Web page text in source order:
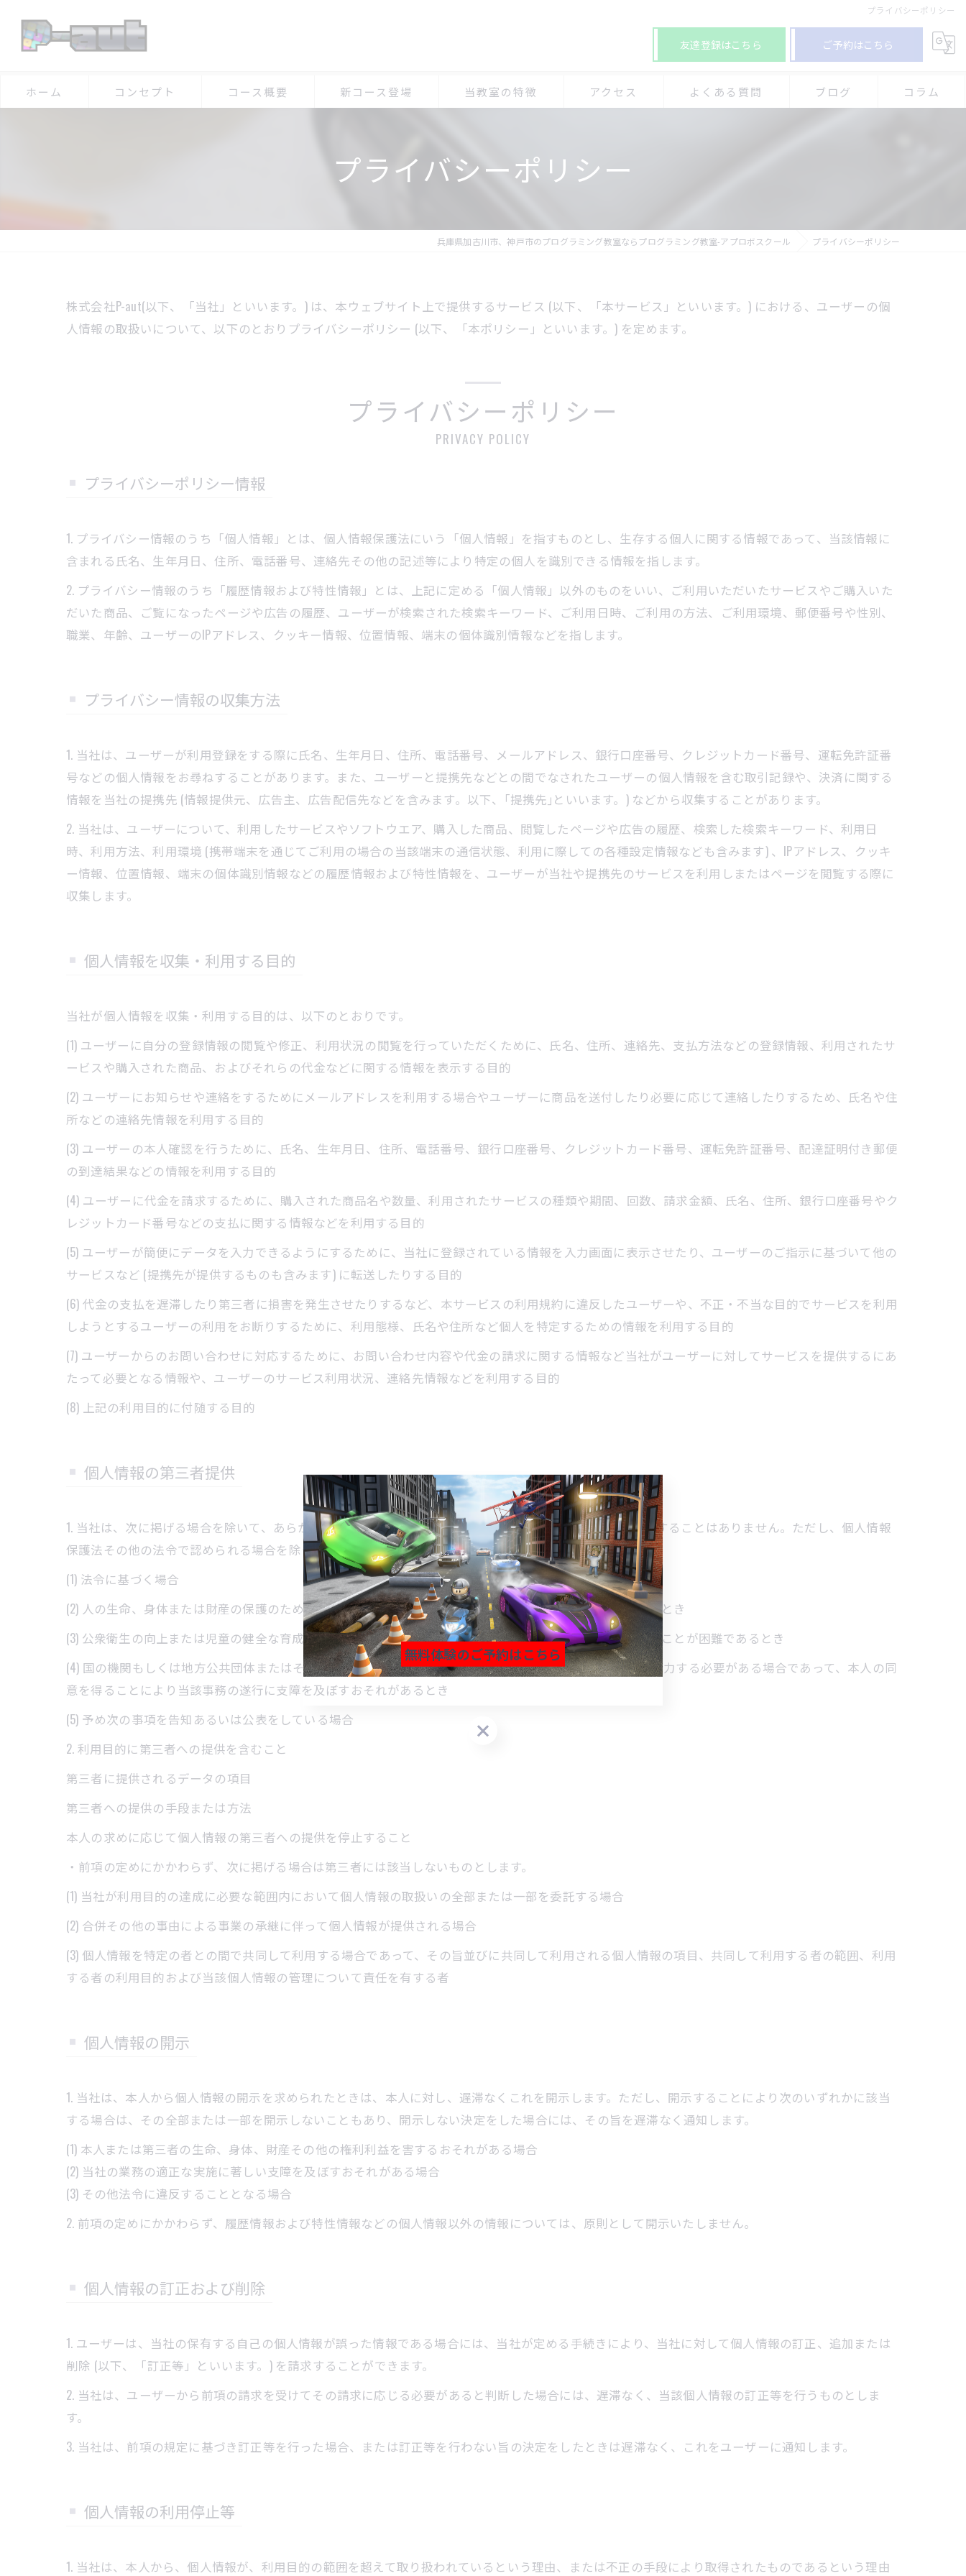
プライバシーポリシー
友達登録はこちら ご予約はこちら
ホーム コンセプト コース概要 新コース登場 当教室の特徴
体験
オンライン
アクセス
プログラミング教室-アプロボスクール 神戸舞多聞校
よくある質問 ブログ コラム
プライバシーポリシー
兵庫県加古川市、神戸市のプログラミング教室ならプログラミング教室-アプロボスクール プライバシーポリシー
株式会社P-aut(以下、「当社」といいます。) は、本ウェブサイト上で提供するサービス (以下、「本サービス」といいます。) における、ユーザーの個
人情報の取扱いについて、以下のとおりプライバシーポリシー (以下、「本ポリシー」といいます。) を定めます。
プライバシーポリシー
PRIVACY POLICY
プライバシーポリシー情報
1. プライバシー情報のうち「個人情報」とは、個人情報保護法にいう「個人情報」を指すものとし、生存する個人に関する情報であって、当該情報に
含まれる氏名、生年月日、住所、電話番号、連絡先その他の記述等により特定の個人を識別できる情報を指します。
2. プライバシー情報のうち「履歴情報および特性情報」とは、上記に定める「個人情報」以外のものをいい、ご利用いただいたサービスやご購入いた
だいた商品、ご覧になったページや広告の履歴、ユーザーが検索された検索キーワード、ご利用日時、ご利用の方法、ご利用環境、郵便番号や性別、
職業、年齢、ユーザーのIPアドレス、クッキー情報、位置情報、端末の個体識別情報などを指します。
プライバシー情報の収集方法
1. 当社は、ユーザーが利用登録をする際に氏名、生年月日、住所、電話番号、メールアドレス、銀行口座番号、クレジットカード番号、運転免許証番
号などの個人情報をお尋ねすることがあります。また、ユーザーと提携先などとの間でなされたユーザーの個人情報を含む取引記録や、決済に関する
情報を当社の提携先 (情報提供元、広告主、広告配信先などを含みます。以下、｢提携先｣といいます。) などから収集することがあります。
2. 当社は、ユーザーについて、利用したサービスやソフトウエア、購入した商品、閲覧したページや広告の履歴、検索した検索キーワード、利用日
時、利用方法、利用環境 (携帯端末を通じてご利用の場合の当該端末の通信状態、利用に際しての各種設定情報なども含みます) 、IPアドレス、クッキ
ー情報、位置情報、端末の個体識別情報などの履歴情報および特性情報を、ユーザーが当社や提携先のサービスを利用しまたはページを閲覧する際に
収集します。
個人情報を収集・利用する目的
当社が個人情報を収集・利用する目的は、以下のとおりです。
(1) ユーザーに自分の登録情報の閲覧や修正、利用状況の閲覧を行っていただくために、氏名、住所、連絡先、支払方法などの登録情報、利用されたサ
ービスや購入された商品、およびそれらの代金などに関する情報を表示する目的
(2) ユーザーにお知らせや連絡をするためにメールアドレスを利用する場合やユーザーに商品を送付したり必要に応じて連絡したりするため、氏名や住
所などの連絡先情報を利用する目的
(3) ユーザーの本人確認を行うために、氏名、生年月日、住所、電話番号、銀行口座番号、クレジットカード番号、運転免許証番号、配達証明付き郵便
の到達結果などの情報を利用する目的
(4) ユーザーに代金を請求するために、購入された商品名や数量、利用されたサービスの種類や期間、回数、請求金額、氏名、住所、銀行口座番号やク
レジットカード番号などの支払に関する情報などを利用する目的
(5) ユーザーが簡便にデータを入力できるようにするために、当社に登録されている情報を入力画面に表示させたり、ユーザーのご指示に基づいて他の
サービスなど (提携先が提供するものも含みます) に転送したりする目的
(6) 代金の支払を遅滞したり第三者に損害を発生させたりするなど、本サービスの利用規約に違反したユーザーや、不正・不当な目的でサービスを利用
しようとするユーザーの利用をお断りするために、利用態様、氏名や住所など個人を特定するための情報を利用する目的
(7) ユーザーからのお問い合わせに対応するために、お問い合わせ内容や代金の請求に関する情報など当社がユーザーに対してサービスを提供するにあ
たって必要となる情報や、ユーザーのサービス利用状況、連絡先情報などを利用する目的
(8) 上記の利用目的に付随する目的
個人情報の第三者提供
1. 当社は、次に掲げる場合を除いて、あらかじめユーザーの同意を得ることなく、第三者に個人情報を提供することはありません。ただし、個人情報
保護法その他の法令で認められる場合を除きます。
(1) 法令に基づく場合
(2) 人の生命、身体または財産の保護のために必要がある場合であって、本人の同意を得ることが困難であるとき
(3) 公衆衛生の向上または児童の健全な育成の推進のために特に必要がある場合であって、本人の同意を得ることが困難であるとき
(4) 国の機関もしくは地方公共団体またはその委託を受けた者が法令の定める事務を遂行することに対して協力する必要がある場合であって、本人の同
意を得ることにより当該事務の遂行に支障を及ぼすおそれがあるとき
(5) 予め次の事項を告知あるいは公表をしている場合
2. 利用目的に第三者への提供を含むこと
第三者に提供されるデータの項目
第三者への提供の手段または方法
本人の求めに応じて個人情報の第三者への提供を停止すること
・前項の定めにかかわらず、次に掲げる場合は第三者には該当しないものとします。
(1) 当社が利用目的の達成に必要な範囲内において個人情報の取扱いの全部または一部を委託する場合
(2) 合併その他の事由による事業の承継に伴って個人情報が提供される場合
(3) 個人情報を特定の者との間で共同して利用する場合であって、その旨並びに共同して利用される個人情報の項目、共同して利用する者の範囲、利用
する者の利用目的および当該個人情報の管理について責任を有する者
個人情報の開示
1. 当社は、本人から個人情報の開示を求められたときは、本人に対し、遅滞なくこれを開示します。ただし、開示することにより次のいずれかに該当
する場合は、その全部または一部を開示しないこともあり、開示しない決定をした場合には、その旨を遅滞なく通知します。
(1) 本人または第三者の生命、身体、財産その他の権利利益を害するおそれがある場合
(2) 当社の業務の適正な実施に著しい支障を及ぼすおそれがある場合
(3) その他法令に違反することとなる場合
2. 前項の定めにかかわらず、履歴情報および特性情報などの個人情報以外の情報については、原則として開示いたしません。
個人情報の訂正および削除
1. ユーザーは、当社の保有する自己の個人情報が誤った情報である場合には、当社が定める手続きにより、当社に対して個人情報の訂正、追加または
削除 (以下、「訂正等」といいます。) を請求することができます。
2. 当社は、ユーザーから前項の請求を受けてその請求に応じる必要があると判断した場合には、遅滞なく、当該個人情報の訂正等を行うものとしま
す。
3. 当社は、前項の規定に基づき訂正等を行った場合、または訂正等を行わない旨の決定をしたときは遅滞なく、これをユーザーに通知します。
個人情報の利用停止等
1. 当社は、本人から、個人情報が、利用目的の範囲を超えて取り扱われているという理由、または不正の手段により取得されたものであるという理由
無料体験のご予約はこちら
無料体験のご予約はこちら
無料体験のご予約はこちら